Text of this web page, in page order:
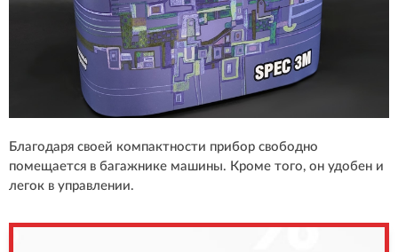
Благодаря своей компактности прибор свободно
помещается в багажнике машины. Кроме того, он удобен и
легок в управлении.